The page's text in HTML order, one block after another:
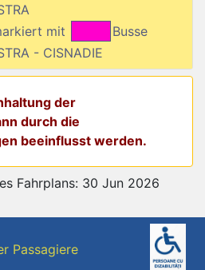
mit
Busse
- CISNADIE
der
durch die
beeinflusst werden.
Fahrplans: 30 Jun 2026
Passagiere